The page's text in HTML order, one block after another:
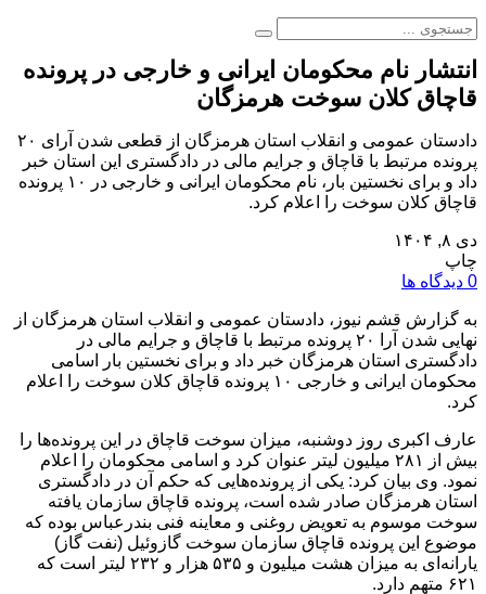
انتشار نام محکومان ایرانی و خارجی در پرونده
قاچاق کلان سوخت هرمزگان
دادستان عمومی و انقلاب استان هرمزگان از قطعی شدن آرای ۲۰
پرونده مرتبط با قاچاق و جرایم مالی در دادگستری این استان خبر
داد و برای نخستین بار، نام محکومان ایرانی و خارجی در ۱۰ پرونده
قاچاق کلان سوخت را اعلام کرد.
دی ۸, ۱۴۰۴
چاپ
0 دیدگاه ها
به گزارش قشم نیوز، دادستان عمومی و انقلاب استان هرمزگان از
نهایی شدن آرا ۲۰ پرونده مرتبط با قاچاق و جرایم مالی در
دادگستری استان هرمزگان خبر داد و برای نخستین بار اسامی
محکومان ایرانی و خارجی ۱۰ پرونده قاچاق کلان سوخت را اعلام
کرد.
عارف اکبری روز دوشنبه، میزان سوخت قاچاق در این پرونده‌ها را
بیش از ۲۸۱ میلیون لیتر عنوان کرد و اسامی محکومان را اعلام
نمود. وی بیان کرد: یکی از پرونده‌هایی که حکم آن در دادگستری
استان هرمزگان صادر شده است، پرونده قاچاق سازمان یافته
سوخت موسوم به تعویض روغنی و معاینه فنی بندرعباس بوده که
موضوع این پرونده قاچاق سازمان سوخت گازوئیل (نفت گاز)
یارانه‌ای به میزان هشت میلیون و ۵۳۵ هزار و ۲۳۲ لیتر است که
۶۲۱ متهم دارد.